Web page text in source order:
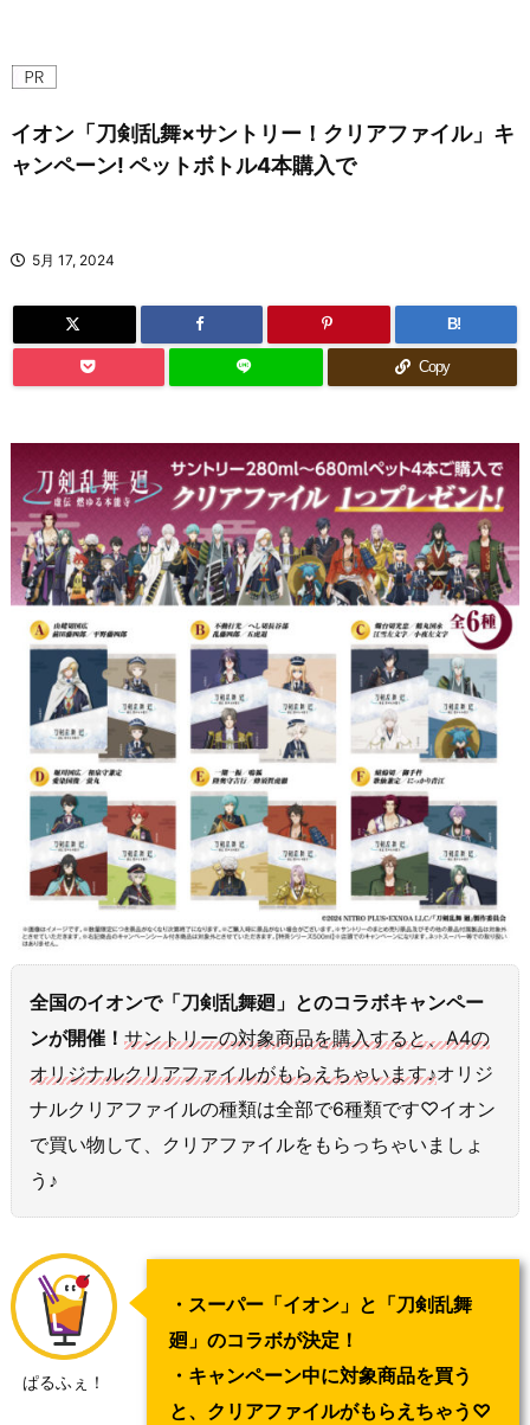
イオン「刀剣乱舞×サントリー！クリアファイル」キ
ャンペーン! ペットボトル4本購入で
5月 17, 2024
B!
Copy
全国のイオンで「刀剣乱舞廻」とのコラボキャンペー
ンが開催！ サントリーの対象商品を購入すると、A4の
オリジナルクリアファイルがもらえちゃいます♪オリジ
ナルクリアファイルの種類は全部で6種類です♡イオン
で買い物して、クリアファイルをもらっちゃいましょ
う♪
ぱるふぇ！
・スーパー「イオン」と「刀剣乱舞
廻」のコラボが決定！
・キャンペーン中に対象商品を買う
と、クリアファイルがもらえちゃう♡